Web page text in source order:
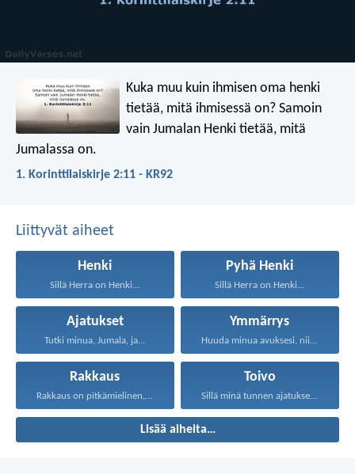
Kuka muu kuin ihmisen oma henki
tietää, mitä ihmisessä on? Samoin
vain Jumalan Henki tietää, mitä
Jumalassa on.
1. Korinttilaiskirje 2:11 - KR92
Liittyvät aiheet
Henki
Sillä Herra on Henki...
Pyhä Henki
Sillä Herra on Henki...
Ajatukset
Tutki minua, Jumala, ja...
Ymmärrys
Huuda minua avuksesi, niin...
Rakkaus
Rakkaus on pitkämielinen, rakkaus...
Toivo
Sillä minä tunnen ajatukseni...
Lisää aiheita…